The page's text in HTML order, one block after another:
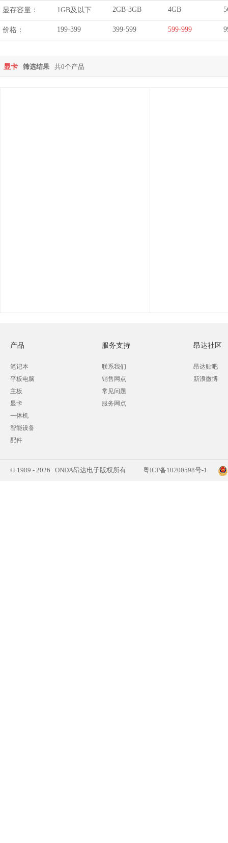
显存容量： 1GB及以下 2GB-3GB 4GB
价格： 199-399 399-599 599-999
显卡 筛选结果 共0个产品
产品
笔记本
平板电脑
主板
显卡
一体机
智能设备
配件
服务支持
联系我们
销售网点
常见问题
服务网点
昂达社区
昂达贴吧
新浪微博
© 1989 - 2026 ONDA昂达电子版权所有 粤ICP备10200598号-1